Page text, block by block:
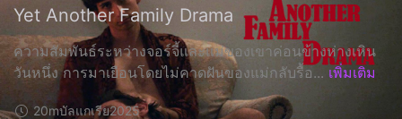
Yet Another Family Drama
ความสัมพันธ์ระหว่างจอร์จี้และแม่ของเขาค่อนข้างห่างเหิน
วันหนึ่ง การมาเยือนโดยไม่คาดฝันของแม่กลับรื้อ... เพิ่มเติม
20mบัลแกเรีย2025